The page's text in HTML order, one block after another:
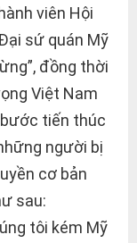
viên Hội
sứ quán Mỹ
đồng thời
Việt Nam
tiến thúc
người bị
cơ bản
sau:
tôi kém Mỹ